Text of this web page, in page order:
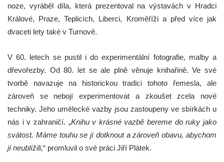
noze, vyráběl díla, která prezentoval na výstavách v Hradci
Králové, Praze, Teplicích, Liberci, Kroměříži a před více jak
dvaceti lety také v Turnově.
V 60. letech se pustil i do experimentální fotografie, malby a
dřevořezby. Od 80. let se ale plně věnuje knihařině. Ve své
tvorbě navazuje na historickou tradici tohoto řemesla, ale
zároveň se nebojí experimentovat a zkoušet zcela nové
techniky. Jeho umělecké vazby jsou zastoupeny ve sbírkách u
nás i v zahraničí. „Knihu v krásné vazbě bereme do ruky jako
svátost. Máme touhu se jí dotknout a zároveň obavu, abychom
jí neublížili,“ promluvil o své práci Jiří Plátek.